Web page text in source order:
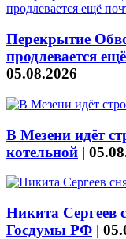
Перекрытие
продлевается
05.08.2026
В Мезени идёт
котельной |
Никита Сергеев
Госдумы РФ |